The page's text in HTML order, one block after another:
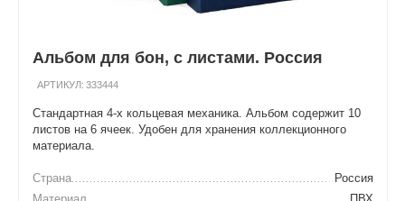
Альбом для бон, с листами. Россия
АРТИКУЛ: 333444
Стандартная 4-х кольцевая механика. Альбом содержит 10
листов на 6 ячеек. Удобен для хранения коллекционного
материала.
Страна
Россия